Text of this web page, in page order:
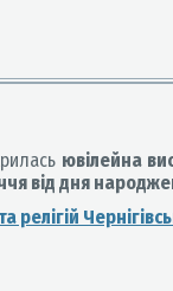
ювілейна
від дня